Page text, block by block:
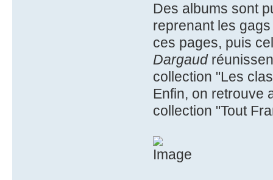
Des albums sont
reprenant les
ces pages, puis
Dargaud
collection "Les
Enfin, on retrouve
collection "Tout